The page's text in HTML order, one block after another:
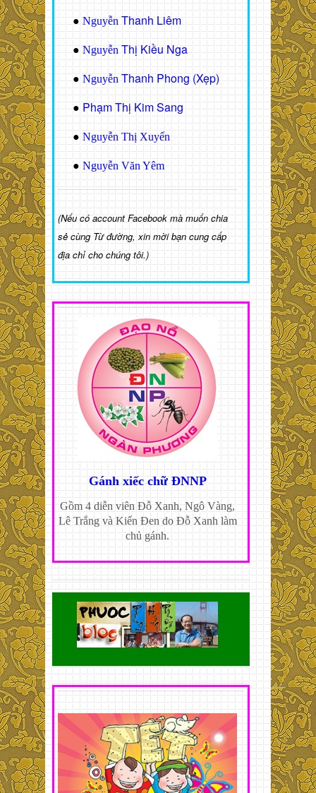
● Nguyễn Thanh Liêm
● Nguyễn Thị Kiều Nga
● Nguyễn Thanh Phong (Xẹp)
● Phạm Thị Kim Sang
● Nguyễn Thị Xuyến
● Nguyễn Văn Yêm
(Nếu có account Facebook mà muốn chia
sẻ cùng Từ đường, xin mời bạn cung cấp
địa chỉ cho chúng tôi.)
Gánh xiếc chữ ĐNNP
Gồm 4 diễn viên Đỗ Xanh, Ngô Vàng,
Lê Trắng và Kiến Đen do Đỗ Xanh làm
chủ gánh.